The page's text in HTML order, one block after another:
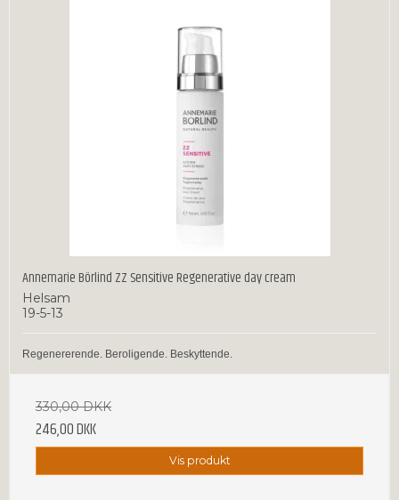
Annemarie Börlind ZZ Sensitive Regenerative day cream
Helsam
19-5-13
Regenererende. Beroligende. Beskyttende.
330,00 DKK
246,00 DKK
Vis produkt